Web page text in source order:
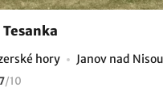
hory Janov nad Nisou
/10